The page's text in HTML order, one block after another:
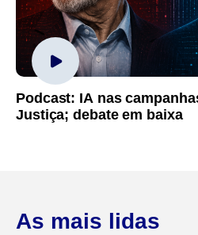
Podcast: IA nas
Justiça; debate em baixa
As mais lidas